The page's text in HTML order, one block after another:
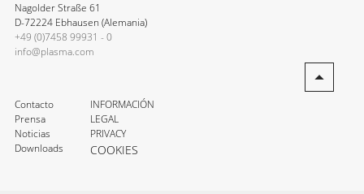
Nagolder Straße 61
D-72224 Ebhausen (Alemania)
+49 (0)7458 99931 - 0
info@plasma.com
Contacto
Prensa
Noticias
Downloads
INFORMACIÓN
LEGAL
PRIVACY
COOKIES